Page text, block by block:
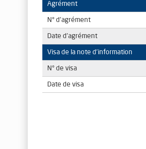
Agrément
N° d’agrément
Date d’agrément
Visa de la note d’information
N° de visa
Date de visa